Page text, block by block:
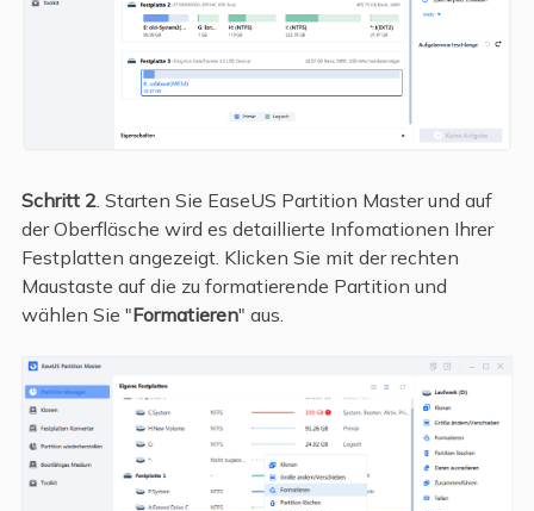
Schritt 2. Starten Sie EaseUS Partition Master und auf
der Oberfläsche wird es detaillierte Infomationen Ihrer
Festplatten angezeigt. Klicken Sie mit der rechten
Maustaste auf die zu formatierende Partition und
wählen Sie "Formatieren" aus.